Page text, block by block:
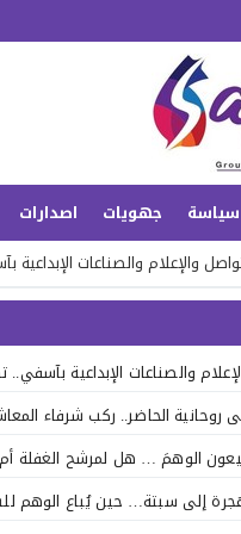
سياسة جهويات اصدارات
والإعلام والصناعات
إلى روحانية الحاضر.. ركب
لمن يبيعون الوهمَ … هل لمرشح
الهجرة إلى سبتة… حين يُباع
بسيدي التيجي بإقليم آسفي.. استثمار
تحتفي بالمغرب… والدبلوماسية
والصناعات الإبداعية
روحانية الحاضر.. ركب شرفاء
الوهمَ … هل لمرشح الغفلة
إلى سبتة… حين يُباع الوهم